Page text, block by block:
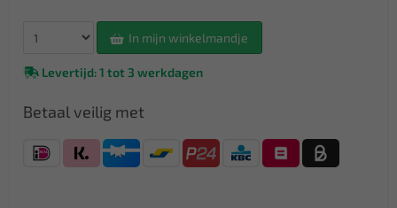
In mijn winkelmandje
Levertijd: 1 tot 3 werkdagen
Betaal veilig met